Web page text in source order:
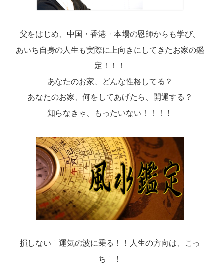
父をはじめ、中国・香港・本場の恩師からも学び、
あいち自身の人生も実際に上向きにしてきたお家の鑑
定！！！
あなたのお家、どんな性格してる？
あなたのお家、何をしてあげたら、開運する？
知らなきゃ、もったいない！！！！
損しない！運気の波に乗る！！人生の方向は、こっ
ち！！